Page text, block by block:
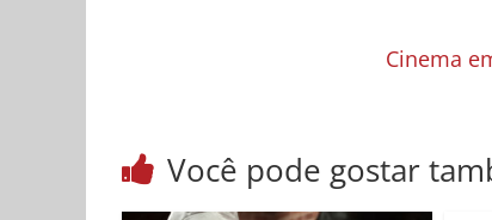
Cinema
Você pode gostar